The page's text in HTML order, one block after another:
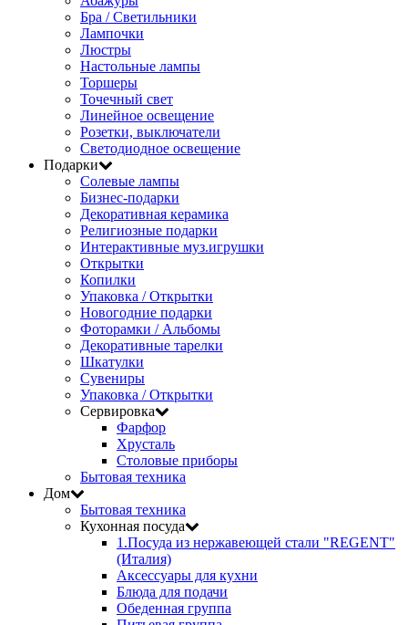
Бра / Светильники
Лампочки
Люстры
Настольные лампы
Торшеры
Точечный свет
Линейное освещение
Розетки, выключатели
Светодиодное освещение
Подарки
Солевые лампы
Бизнес-подарки
Декоративная керамика
Религиозные подарки
Интерактивные муз.игрушки
Открытки
Копилки
Упаковка / Открытки
Новогодние подарки
Фоторамки / Альбомы
Декоративные тарелки
Шкатулки
Сувениры
Упаковка / Открытки
Сервировка
Фарфор
Хрусталь
Столовые приборы
Бытовая техника
Дом
Бытовая техника
Кухонная посуда
1.Посуда из нержавеющей стали "REGENT"
(Италия)
Аксессуары для кухни
Блюда для подачи
Обеденная группа